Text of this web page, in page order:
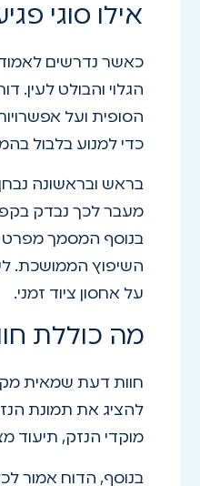
אילו סוגי
כאשר נדרשים
הגלוי והבולט
הסופית ועל
כדי למנוע בלבול
בראש ובראשונה
מעבר לכך נבדק
בנוסף המסמך מפרט
השיפוץ הממושכת.
על אחסון ציוד זמני.
מה כוללת
חוות דעת שמאית
להציג את תמונת
מוקדי הנזק, תיעוד
בנוסף, הדוח אמור